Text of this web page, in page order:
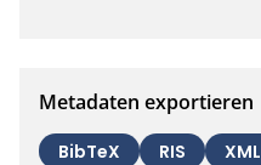
Metadaten exportieren
BibTeX RIS XML